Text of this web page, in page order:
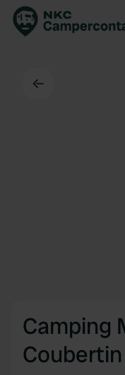
Camping
Coubertin